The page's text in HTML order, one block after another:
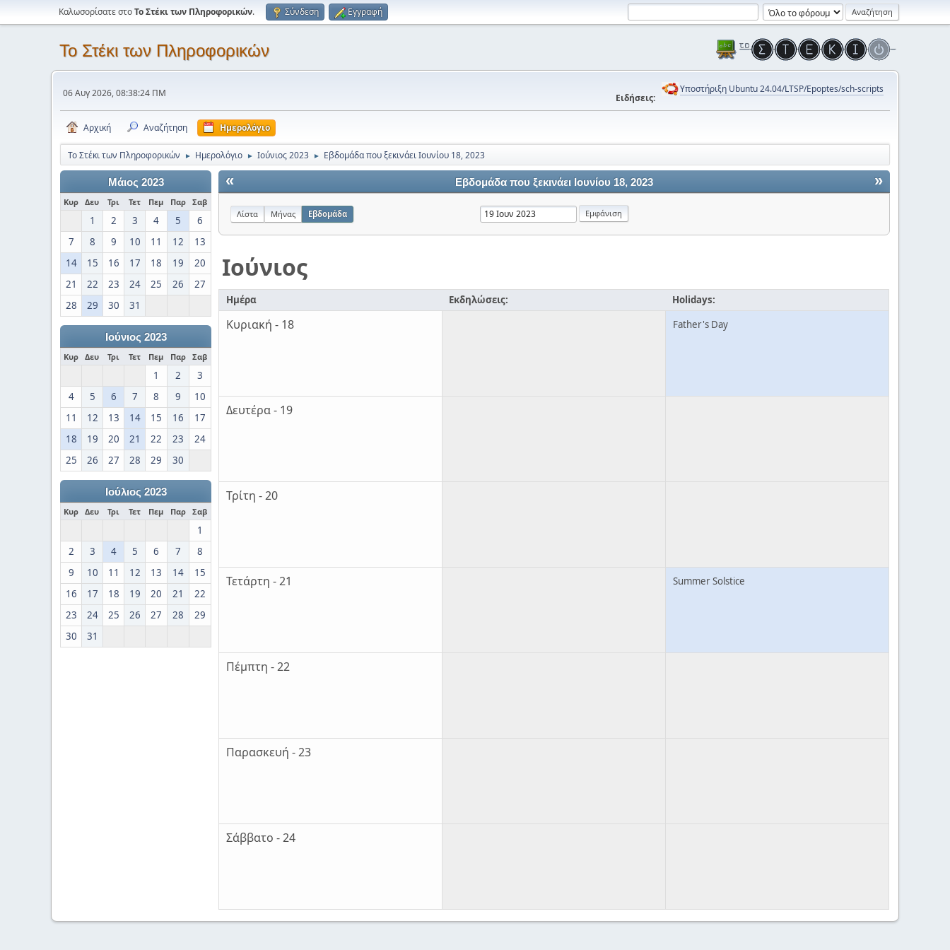
Καλωσορίσατε στοΤο Στέκι των Πληροφορικών. Σύνδεση Εγγραφή
Το Στέκι των Πληροφορικών
06 Αυγ 2026, 08:38:24 ΠΜ Ειδήσεις:
Υποστήριξη Ubuntu 24.04/LTSP/Epoptes/sch-scripts
Αρχική Αναζήτηση Ημερολόγιο
Το Στέκι των Πληροφορικών ► Ημερολόγιο ► Ιούνιος 2023 ► Εβδομάδα που ξεκινάει Ιουνίου 18, 2023
Μάιος 2023
Κυρ Δευ Τρι Τετ Πεμ Παρ Σαβ
1 2 3 4 5
6
7
8 9 10 11 12
13
14
15 16 17 18 19
20
21
22 23 24 25 26
27
28
29 30 31
Ιούνιος 2023
Κυρ Δευ Τρι Τετ Πεμ Παρ Σαβ
1 2
3
4
5 6 7 8 9
10
11
12 13 14 15 16
17
18
19 20 21 22 23
24
25
26 27 28 29 30
Ιούλιος 2023
Κυρ Δευ Τρι Τετ Πεμ Παρ Σαβ
1
2
3 4 5 6 7
8
9
10 11 12 13 14
15
16
17 18 19 20 21
22
23
24 25 26 27 28
29
30
31
« »
Εβδομάδα που ξεκινάει Ιουνίου 18, 2023
Λίστα Μήνας Εβδομάδα
Ιούνιος
Ημέρα Εκδηλώσεις: Holidays:
Κυριακή - 18 Father's Day
Δευτέρα - 19
Τρίτη - 20
Τετάρτη - 21 Summer Solstice
Πέμπτη - 22
Παρασκευή - 23
Σάββατο - 24